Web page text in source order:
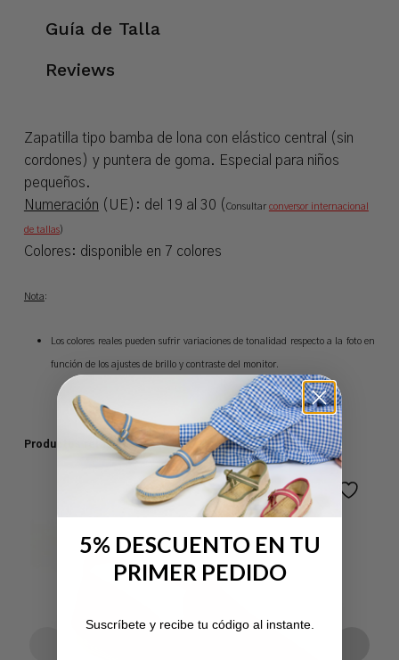
Guía de Talla
Reviews
Zapatilla tipo bamba de lona con elástico central (sin
cordones) y puntera de goma. Especial para niños
pequeños.
Numeración (UE): del 19 al 30 ( Consultar conversor internacional
de tallas)
Colores: disponible en 7 colores
Nota:
Los colores reales pueden sufrir variaciones de tonalidad respecto a la foto en
función de los ajustes de brillo y contraste del monitor.
Productos relacionados
5% DESCUENTO EN TU
PRIMER PEDIDO
Suscríbete y recibe tu código al instante.